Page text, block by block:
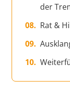
der
Rat &